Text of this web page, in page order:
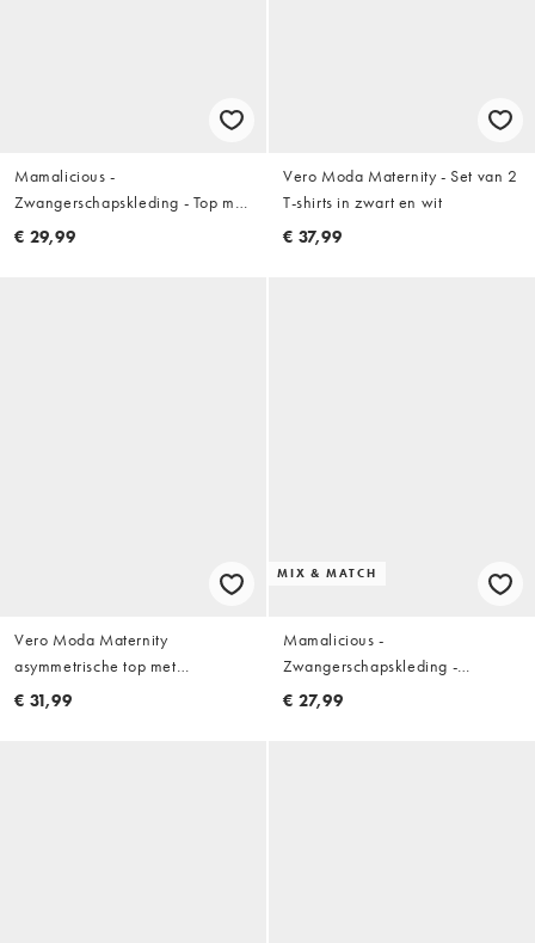
Mamalicious -
Zwangerschapskleding - Top met
knoopjes en 2
€ 29,99
Vero Moda Maternity - Set van 2
T-shirts in zwart en wit
€ 37,99
Vero Moda Maternity
asymmetrische top met
gerimpeld detail en kreuktextuur
€ 31,99
MIX & MATCH
Mamalicious -
Zwangerschapskleding -
Naadloos hemdje in grijs, deel
€ 27,99